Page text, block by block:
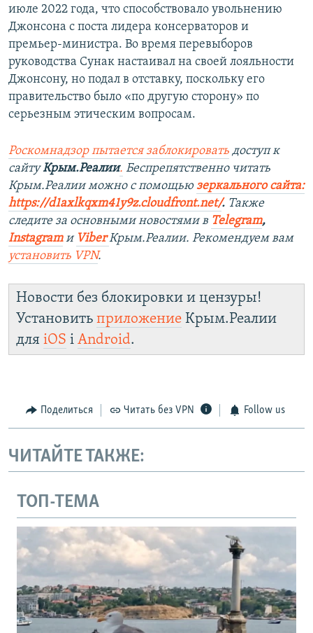
июле 2022 года, что способствовало увольнению
Джонсона с поста лидера консерваторов и
премьер-министра. Во время перевыборов
руководства Сунак настаивал на своей лояльности
Джонсону, но подал в отставку, поскольку его
правительство было «по другую сторону» по
серьезным этическим вопросам.
Роскомнадзор пытается заблокировать доступ к
сайтуКрым.Реалии. Беспрепятственно читать
Крым.Реалии можно с помощью зеркального сайта:
https://d1axlkqxm41y9z.cloudfront.net/. ​ Также
следите за основными новостями в Telegram,
Instagram и ViberКрым.Реалии. Рекомендуем вам
установить VPN.
Новости без блокировки и цензуры!
Установить приложение Крым.Реалии
для iOS і Android.
Поделиться Читать без VPN Follow us
ЧИТАЙТЕ ТАКЖЕ:
ТОП-ТЕМА